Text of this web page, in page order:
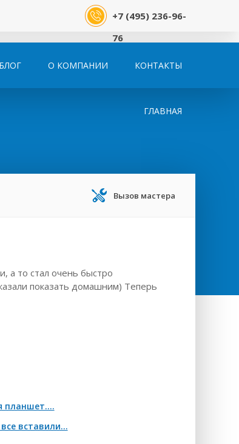
+7 (495) 236-96-
76
КОНТАКТЫ
О КОМПАНИИ
БЛОГ
ГЛАВНАЯ
Вызов мастера
а то стал очень быстро
показать домашним) Теперь
планшет....
вставили...